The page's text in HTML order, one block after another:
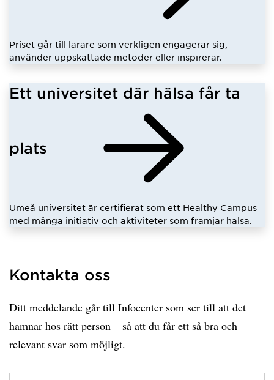
Priset går till lärare som verkligen engagerar sig,
använder uppskattade metoder eller inspirerar.
Ett universitet där hälsa får ta
plats
Umeå universitet är certifierat som ett Healthy Campus
med många initiativ och aktiviteter som främjar hälsa.
Kontakta oss
Ditt meddelande går till Infocenter som ser till att det
hamnar hos rätt person – så att du får ett så bra och
relevant svar som möjligt.